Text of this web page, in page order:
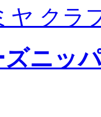
ヤ クラ
ニッ